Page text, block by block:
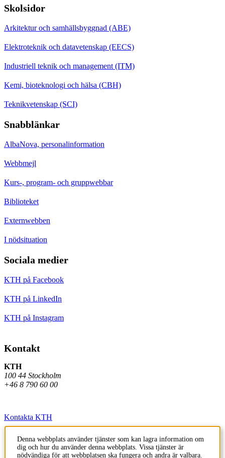
Skolsidor
Arkitektur och samhällsbyggnad (ABE)
Elektroteknik och datavetenskap (EECS)
Industriell teknik och management (ITM)
Kemi, bioteknologi och hälsa (CBH)
Teknikvetenskap (SCI)
Snabblänkar
AlbaNova, personalinformation
Webbmejl
Kurs-, program- och gruppwebbar
Biblioteket
Externwebben
I nödsituation
Sociala medier
KTH på Facebook
KTH på LinkedIn
KTH på Instagram
Kontakt
KTH
100 44 Stockholm
+46 8 790 60 00
Kontakta KTH
Jobba på KTH
Press och media
Denna webbplats använder tjänster som kan lagra information om
dig och hur du använder denna webbplats. Vissa tjänster är
nödvändiga för att webbplatsen ska fungera och andra är valbara.